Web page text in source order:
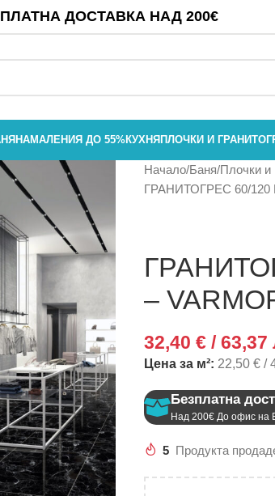
ДОСТАВКА НАД 200€
НАМАЛЕНИЯ ДО 55%КУХНЯ ПЛОЧКИ И
Начало Баня Плочки и
ГРАНИТОГРЕС 60/120
–
32,40 €/ 63,37
Цена за м²: 22,50 € /
Безплатна
Над 200€ До офис на
5 Продукта